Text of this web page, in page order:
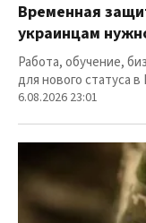
Временная
украинцам
Работа, обучение,
для нового статуса в
6.08.2026 23:01